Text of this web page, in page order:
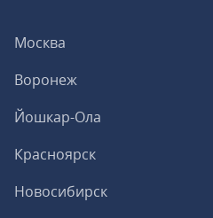
Москва
Воронеж
Йошкар-Ола
Красноярск
Новосибирск